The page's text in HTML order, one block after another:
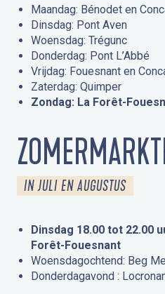
Maandag: Bénodet en
Dinsdag: Pont Aven
Woensdag: Trégunc
Donderdag: Pont L’Abbé
Vrijdag: Fouesnant en
Zaterdag: Quimper
Zondag: La Forêt-
IN JULI EN AUGUSTUS
Dinsdag 18.00 tot 22.00
Forêt-Fouesnant
Woensdagochtend: Beg
Donderdagavond :